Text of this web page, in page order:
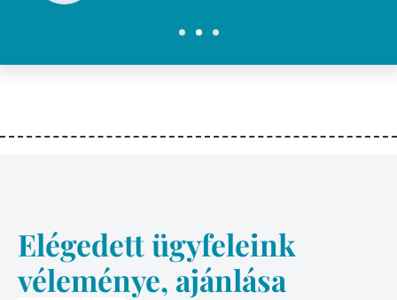
Elégedett ügyfeleink
véleménye, ajánlása